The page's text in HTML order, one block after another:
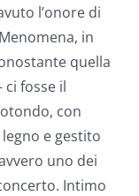
l’onore di
in
quella
ci fosse il
con
e gestito
uno dei
Intimo